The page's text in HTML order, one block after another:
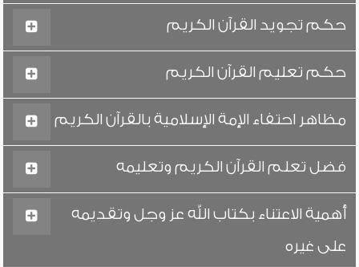
حكم تجويد القرآن الكريم
حكم تعليم القرآن الكريم
مظاهر احتفاء الإمة الإسلامية بالقرآن الكريم
فضل تعلم القرآن الكريم وتعليمه
أهمية الاعتناء بكتاب الله عز وجل وتقديمه
على غيره